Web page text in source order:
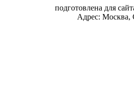
подготовлена для
Адрес: Москва,